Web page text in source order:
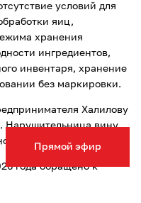
Прямой эфир
условий для
яиц,
хранения
ингредиентов,
инвентаря, хранение
без маркировки.
Халилову
Нарушительница вину
года обращено к